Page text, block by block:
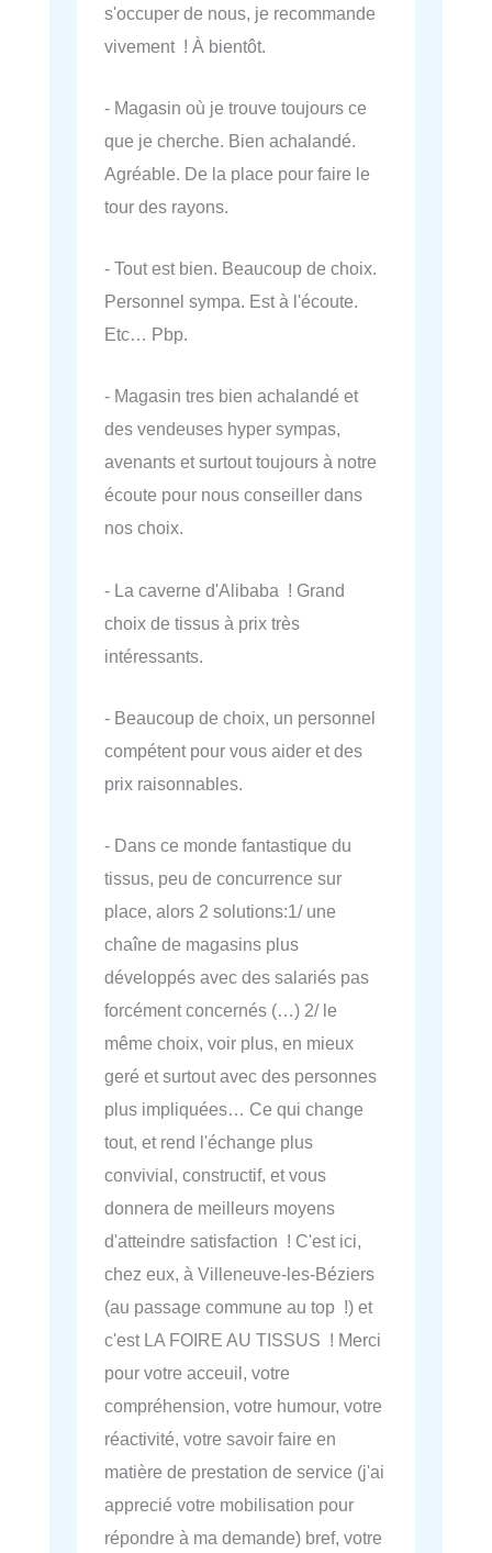
s'occuper de nous, je recommande
vivement ! À bientôt.
- Magasin où je trouve toujours ce
que je cherche. Bien achalandé.
Agréable. De la place pour faire le
tour des rayons.
- Tout est bien. Beaucoup de choix.
Personnel sympa. Est à l'écoute.
Etc… Pbp.
- Magasin tres bien achalandé et
des vendeuses hyper sympas,
avenants et surtout toujours à notre
écoute pour nous conseiller dans
nos choix.
- La caverne d'Alibaba ! Grand
choix de tissus à prix très
intéressants.
- Beaucoup de choix, un personnel
compétent pour vous aider et des
prix raisonnables.
- Dans ce monde fantastique du
tissus, peu de concurrence sur
place, alors 2 solutions:1/ une
chaîne de magasins plus
développés avec des salariés pas
forcément concernés (…) 2/ le
même choix, voir plus, en mieux
geré et surtout avec des personnes
plus impliquées… Ce qui change
tout, et rend l'échange plus
convivial, constructif, et vous
donnera de meilleurs moyens
d'atteindre satisfaction ! C'est ici,
chez eux, à Villeneuve-les-Béziers
(au passage commune au top !) et
c'est LA FOIRE AU TISSUS ! Merci
pour votre acceuil, votre
compréhension, votre humour, votre
réactivité, votre savoir faire en
matière de prestation de service (j'ai
apprecié votre mobilisation pour
répondre à ma demande) bref, votre